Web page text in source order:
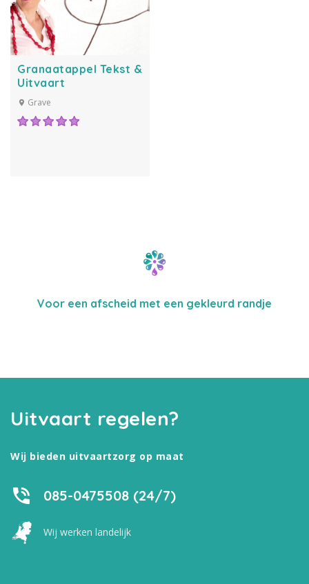
Granaatappel Tekst &
Uitvaart
Grave
Voor een afscheid met een gekleurd randje
Uitvaart regelen?
Wij bieden uitvaartzorg op maat
085-0475508 (24/7)
Wij werken landelijk